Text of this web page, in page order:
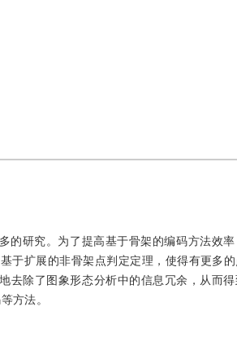
研究。为了提高基于骨架的编码方法效
扩展的非骨架点判定定理，使得有更多
去除了图象形态分析中的信息冗余，从而
方法。